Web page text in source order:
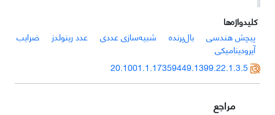
کلیدواژه‌ها
پیچش هندسی
بال‌پرنده شبیه‌سازی عددی عدد رینولدز
ضرایب
آیرودینامیکی
20.1001.1.17359449.1399.22.1.3.5
مراجع